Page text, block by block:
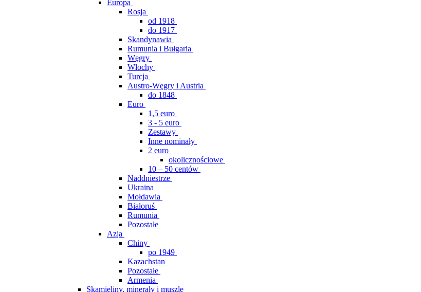
Europa
Rosja
od 1918
do 1917
Skandynawia
Rumunia i Bułgaria
Węgry
Włochy
Turcja
Austro-Węgry i Austria
do 1848
Euro
1,5 euro
3 - 5 euro
Zestawy
Inne nominały
2 euro
okolicznościowe
10 – 50 centów
Naddniestrze
Ukraina
Mołdawia
Białoruś
Rumunia
Pozostałe
Azja
Chiny
po 1949
Kazachstan
Pozostałe
Armenia
Skamieliny, minerały i muszle